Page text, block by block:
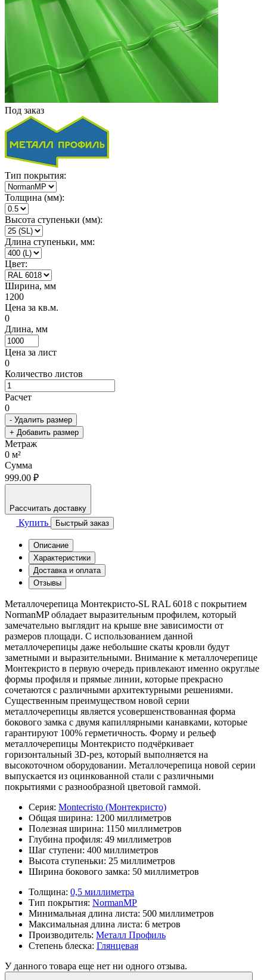
Под заказ
Тип покрытия:
Толщина (мм):
Высота ступеньки (мм):
Длина ступеньки, мм:
Цвет:
Ширина, мм
1200
Цена за кв.м.
0
Длина, мм
Цена за лист
0
Количество листов
Расчет
0
- Удалить размер
+ Добавить размер
Метраж
0 м²
Сумма
999.00 ₽
Рассчитать доставку
Купить Быстрый заказ
Описание
Характеристики
Доставка и оплата
Отзывы
Металлочерепица Монтекристо-SL RAL 6018 с покрытием
NormanMP обладает выразительным профилем, который
замечательно выглядит на крыше вне зависимости от
размеров площади. С использованием данной
металлочерепицы даже небольшие скаты кровли будут
заметными и выразительными. Внимание к металлочерепице
Монтекристо в первую очередь привлекают именно округлые
формы профиля и прямые линии, которые прекрасно
сочетаются с различными архитектурными решениями.
Существенным преимуществом новой серии
металлочерепицы является усовершенствованная форма
бокового замка с двумя капиллярными канавками, которые
гарантируют 100% герметичность. Форму и рельеф
металлочерепицы Монтекристо подчёркивает
горизонтальный 3D-рез, который выполняется на
высокоточном оборудовании. Металлочерепица новой серии
выпускается из оцинкованной стали с различными
покрытиями с разнообразной цветовой гаммой.
Серия: Montecristo (Монтекристо)
Общая ширина: 1200 миллиметров
Полезная ширина: 1150 миллиметров
Глубина профиля: 49 миллиметров
Шаг ступени: 400 миллиметров
Высота ступеньки: 25 миллиметров
Ширина бокового замка: 50 миллиметров
Толщина: 0,5 миллиметра
Тип покрытия: NormanMP
Минимальная длина листа: 500 миллиметров
Максимальная длина листа: 6 метров
Производитель: Металл Профиль
Степень блеска: Глянцевая
У данного товара еще нет ни одного отзыва.